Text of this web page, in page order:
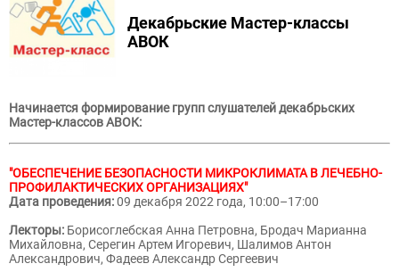
Декабрьские Мастер-классы
АВОК
Начинается формирование групп слушателей декабрьских
Мастер-классов АВОК:
"ОБЕСПЕЧЕНИЕ БЕЗОПАСНОСТИ МИКРОКЛИМАТА В ЛЕЧЕБНО-
ПРОФИЛАКТИЧЕСКИХ ОРГАНИЗАЦИЯХ"
Дата проведения:09 декабря 2022 года, 10:00–17:00
Лекторы: Борисоглебская Анна Петровна, Бродач Марианна
Михайловна, Серегин Артем Игоревич, Шалимов Антон
Александрович, Фадеев Александр Сергеевич